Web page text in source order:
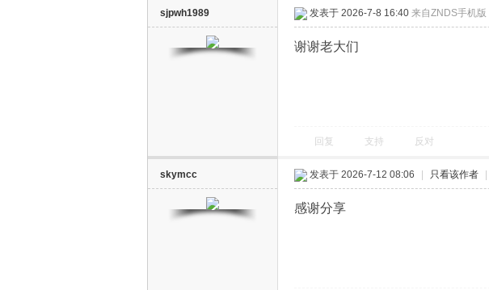
sjpwh1989 发表于 2026-7-8 16:40 来自ZNDS手机版
谢谢老大们
回复 支持 反对
skymcc 发表于 2026-7-12 08:06 只看该作者
感谢分享